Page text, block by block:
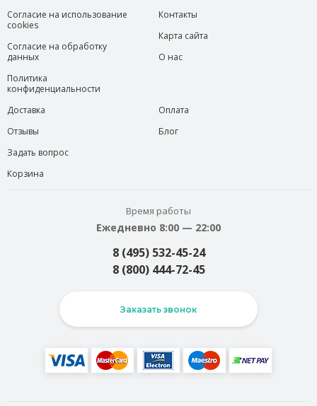
Согласие на использование
cookies
Согласие на обработку
данных
Политика
конфиденциальности
Контакты
Карта сайта
О нас
Доставка
Отзывы
Задать вопрос
Корзина
Оплата
Блог
Время работы
Ежедневно 8:00 — 22:00
8 (495) 532-45-24
8 (800) 444-72-45
Заказать звонок